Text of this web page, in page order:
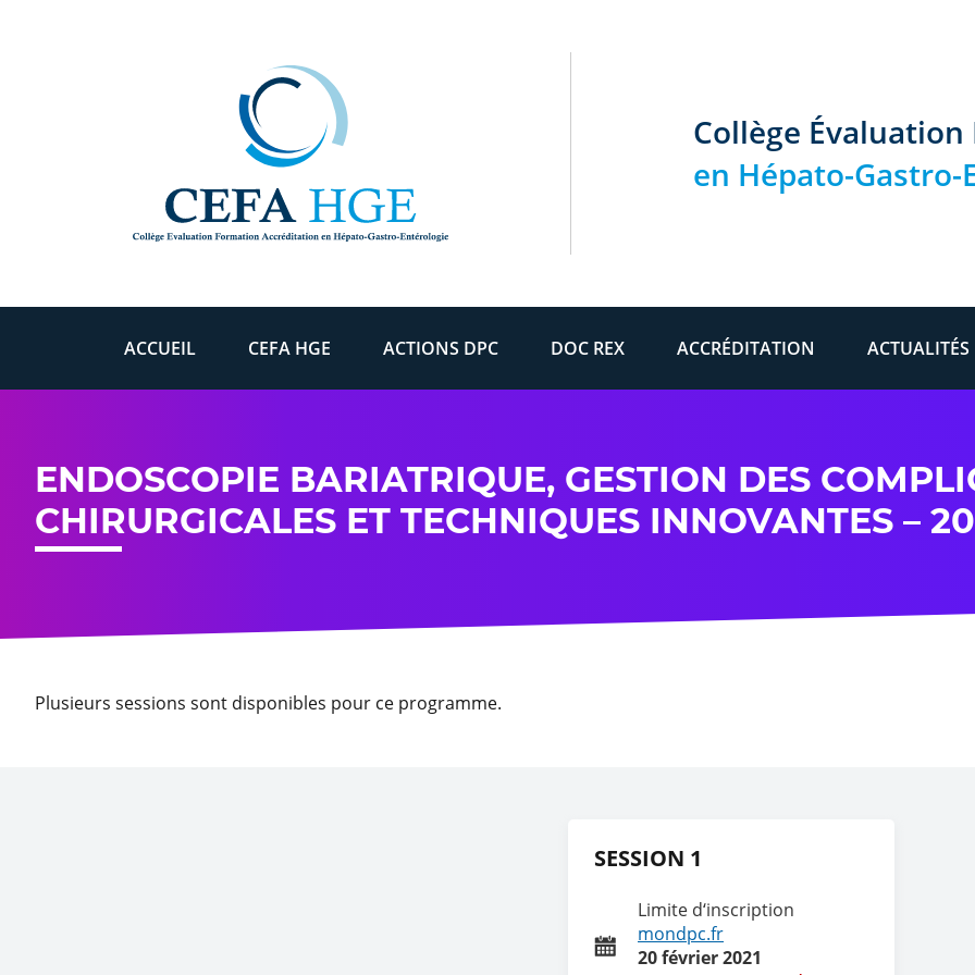
Collège
en Hépato-
ACCUEIL CEFA HGE ACTIONS DPC DOC REX ACCRÉDITATION ACTUALITÉS
ENDOSCOPIE BARIATRIQUE, GESTION DES
CHIRURGICALES ET TECHNIQUES INNOVANTES –
Plusieurs sessions sont disponibles pour ce programme.
SESSION 1
Limite d‘inscription
mondpc.fr
20 février 2021